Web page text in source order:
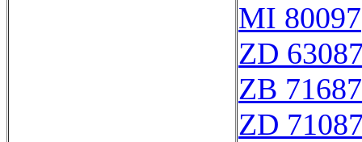
MI 80097
ZD
ZB 71687
ZD